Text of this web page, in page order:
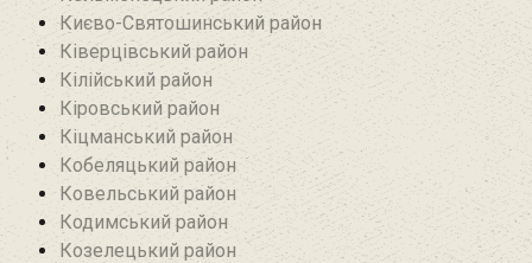
Києво-Святошинський район
Ківерцівський район‎
Кілійський район
Кіровський район
Кіцманський район
Кобеляцький район‎
Ковельський район
Кодимський район
Козелецький район